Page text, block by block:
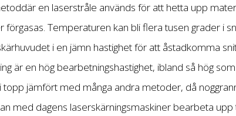
en laserstråle används för att hetta upp
Temperaturen kan bli flera tusen grader i
i en jämn hastighet för att åstadkomma
är en hög bearbetningshastighet, ibland så hög
topp jämfört med många andra metoder, då
med dagens laserskärningsmaskiner bearbeta